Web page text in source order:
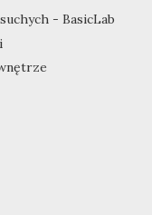
- BasicLab